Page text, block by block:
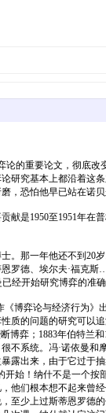
的重要论文，彻底改
研究基本上都沿着这
，恐怕他早已站在诺
是1950至1951年在
那一年他还不到20岁
恩罗德、埃尔夫·福克
经开始研究博弈的准
博弈论与经济行为》
质的问题的研究可以
博弈；1883年伯特
不系统。冯·诺依曼
露出来，由于它过
开始！纳什不是一个按
他们根本想不起来曾
至少上过斯蒂恩罗德